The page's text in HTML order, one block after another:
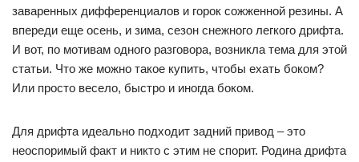
заваренных дифференциалов и горок сожженной резины. А
впереди еще осень, и зима, сезон снежного легкого дрифта.
И вот, по мотивам одного разговора, возникла тема для этой
статьи. Что же можно такое купить, чтобы ехать боком?
Или просто весело, быстро и иногда боком.
Для дрифта идеально подходит задний привод – это
неоспоримый факт и никто с этим не спорит. Родина дрифта